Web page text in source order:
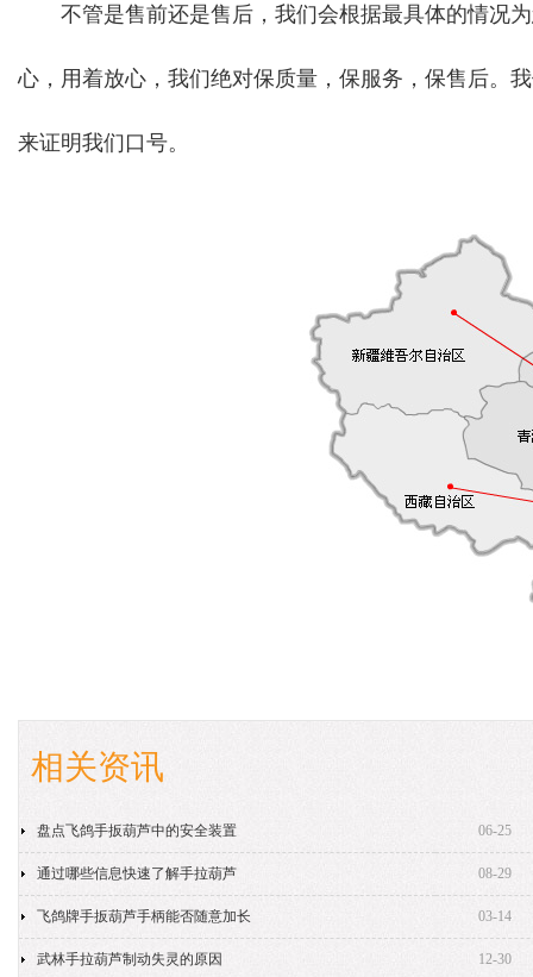
不管是售前还是售后，我们会根据最具体的情况为
心，用着放心，我们绝对保质量，保服务，保售后。
来证明我们口号。
相关资讯
盘点飞鸽手扳葫芦中的安全装置 06-25
通过哪些信息快速了解手拉葫芦 08-29
飞鸽牌手扳葫芦手柄能否随意加长 03-14
武林手拉葫芦制动失灵的原因 12-30